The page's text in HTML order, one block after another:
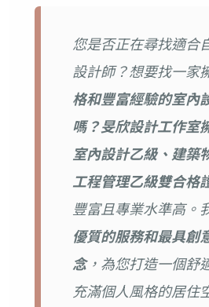
您是否正在尋找適合
設計師？想要找一家
格和豐富經驗的室內
嗎？旻欣設計工作室
室內設計乙級、建築
工程管理乙級雙合格
豐富且專業水準高。
優質的服務和最具創
念，為您打造一個舒
充滿個人風格的居住